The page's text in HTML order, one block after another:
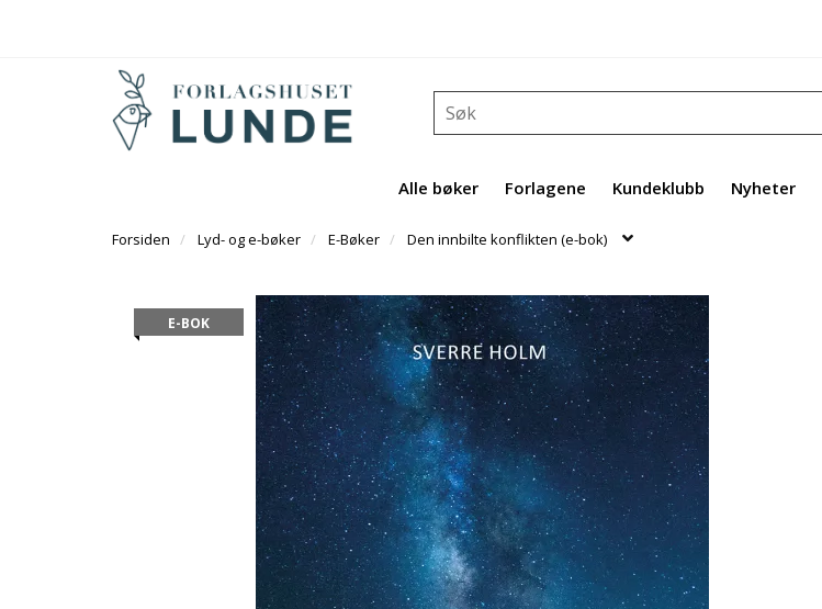
Alle bøker Forlagene Kundeklubb Nyheter
Forsiden Lyd- og e-bøker E-Bøker Den innbilte konflikten (e-bok)
E-BOK